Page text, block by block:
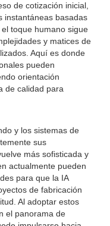
de cotización inicial,
instantáneas basadas
toque humano sigue
y matices de
Aquí es donde
pueden
orientación
de calidad para
y los sistemas de
sus
más sofisticada y
actualmente pueden
para que la IA
de fabricación
Al adoptar estos
el panorama de